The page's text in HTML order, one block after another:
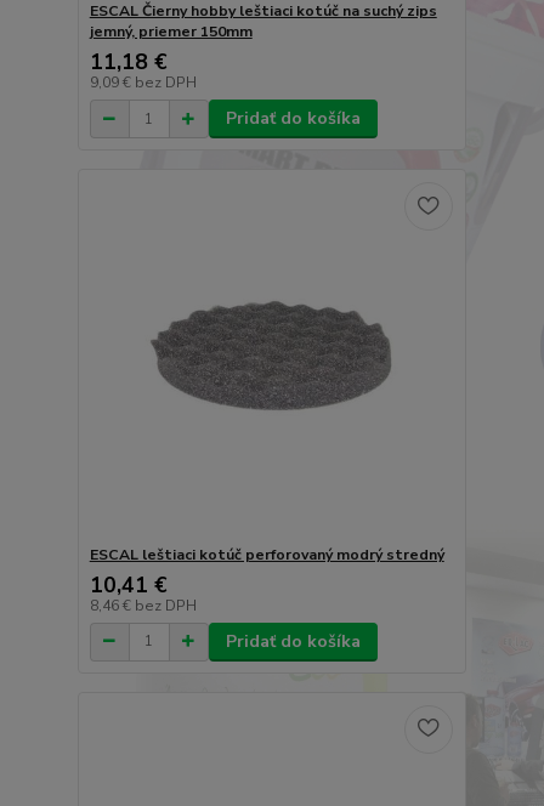
ESCAL Čierny hobby leštiaci kotúč na suchý zips
jemný, priemer 150mm
11,18 €
9,09 € bez DPH
Pridať do košíka
ESCAL leštiaci kotúč perforovaný modrý stredný
10,41 €
8,46 € bez DPH
Pridať do košíka